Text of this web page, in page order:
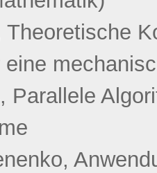
Theoretische
Parallele